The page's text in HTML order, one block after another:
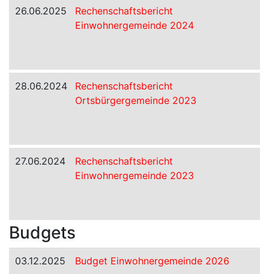
26.06.2025
Rechenschaftsbericht
Einwohnergemeinde 2024
28.06.2024
Rechenschaftsbericht
Ortsbürgergemeinde 2023
27.06.2024
Rechenschaftsbericht
Einwohnergemeinde 2023
Budgets
03.12.2025 Budget Einwohnergemeinde 2026